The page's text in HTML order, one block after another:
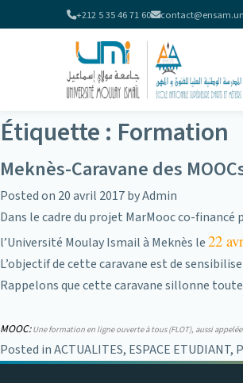
+212 5 35 46 71 60
Étiquette : Formation
Meknès-Caravane des
Posted on 20 avril 2017byAdmin
Dans le cadre du projet MarMooc co-financé
l’Université Moulay Ismailà Meknès le22
L’objectif de cette caravane est de
Rappelons que cette caravane sillonne
MOOC:Une formation en ligne ouverte à tous (FLOT), aussi
Posted inACTUALITES, ESPACE ETUDIANT,